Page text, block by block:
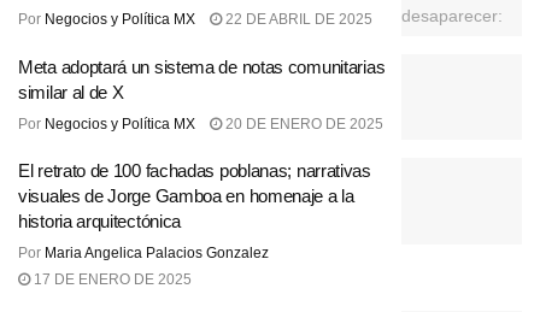
Por Negocios y Política MX 22 DE ABRIL DE 2025
Meta adoptará un sistema de notas comunitarias
similar al de X
Por Negocios y Política MX 20 DE ENERO DE 2025
El retrato de 100 fachadas poblanas; narrativas
visuales de Jorge Gamboa en homenaje a la
historia arquitectónica
Por Maria Angelica Palacios Gonzalez
17 DE ENERO DE 2025